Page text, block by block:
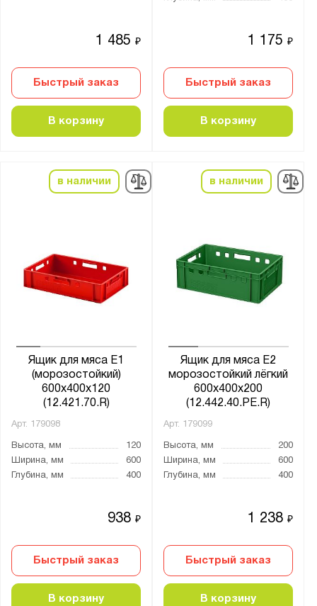
1 485₽
Быстрый заказ
В корзину
1 175₽
Быстрый заказ
В корзину
в наличии
Ящик для мяса Е1
(морозостойкий)
600х400х120
(12.421.70.R)
Арт. 179098
Высота, мм
120
Ширина, мм
600
Глубина, мм
400
938₽
Быстрый заказ
В корзину
в наличии
Ящик для мяса Е2
морозостойкий лёгкий
600х400х200
(12.442.40.PE.R)
Арт. 179099
Высота, мм
200
Ширина, мм
600
Глубина, мм
400
1 238₽
Быстрый заказ
В корзину